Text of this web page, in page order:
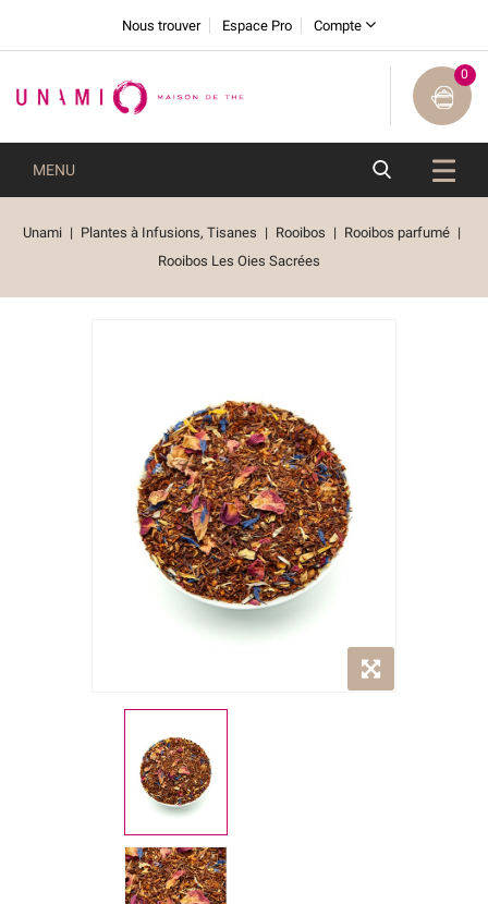
Nous trouver Espace Pro Compte
0
MENU
Unami Plantes à Infusions, Tisanes Rooibos
Rooibos parfumé
Rooibos Les Oies Sacrées